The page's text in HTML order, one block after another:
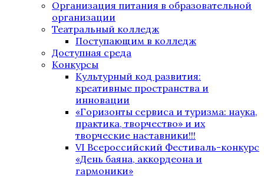
Организация питания в образовательной
организации
Театральный колледж
Поступающим в колледж
Доступная среда
Конкурсы
Культурный код развития:
креативные пространства и
инновации
«Горизонты сервиса и туризма: наука,
практика, творчество» и их
творческие наставники!!!
VI Всероссийский Фестиваль-конкурс
«День баяна, аккордеона и
гармоники»